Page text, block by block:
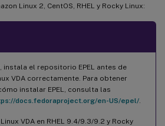
Linux 2, CentOS, RHEL y Rocky Linux:
instala el repositorio EPEL antes de
VDA correctamente. Para obtener
instalar EPEL, consulta las
docs.fedoraproject.org/en-US/epel/
VDA en RHEL 9.4/9.3/9.2 y Rocky